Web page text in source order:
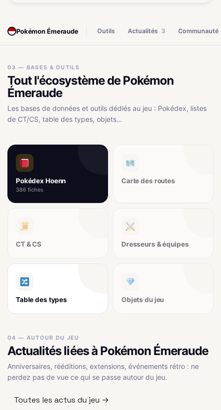
Pokémon Émeraude Outils Actualités 3 Communauté
03 — BASES & OUTILS
Tout l'écosystème de Pokémon
Émeraude
Les bases de données et outils dédiés au jeu : Pokédex, listes
de CT/CS, table des types, objets…
Pokédex Hoenn
386 fiches
Carte des routes
CT & CS Dresseurs & équipes
Table des types Objets du jeu
04 — AUTOUR DU JEU
Actualités liées à Pokémon Émeraude
Anniversaires, rééditions, extensions, événements rétro : ne
perdez pas de vue ce qui se passe autour du jeu.
Toutes les actus du jeu →